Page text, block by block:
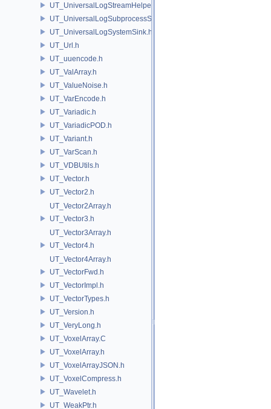
UT_UniversalLogStreamHelper.h
UT_UniversalLogSubprocessSource.h
UT_UniversalLogSystemSink.h
UT_Url.h
UT_uuencode.h
UT_ValArray.h
UT_ValueNoise.h
UT_VarEncode.h
UT_Variadic.h
UT_VariadicPOD.h
UT_Variant.h
UT_VarScan.h
UT_VDBUtils.h
UT_Vector.h
UT_Vector2.h
UT_Vector2Array.h
UT_Vector3.h
UT_Vector3Array.h
UT_Vector4.h
UT_Vector4Array.h
UT_VectorFwd.h
UT_VectorImpl.h
UT_VectorTypes.h
UT_Version.h
UT_VeryLong.h
UT_VoxelArray.C
UT_VoxelArray.h
UT_VoxelArrayJSON.h
UT_VoxelCompress.h
UT_Wavelet.h
UT_WeakPtr.h